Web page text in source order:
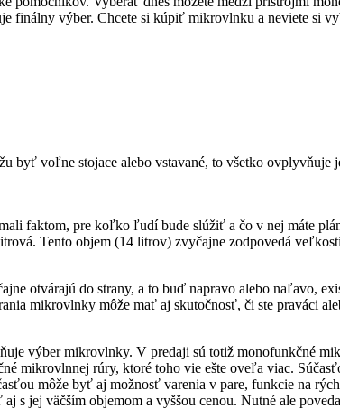
finálny výber. Chcete si kúpiť mikrovlnku a neviete si
voľne stojace alebo vstavané, to všetko
faktom, pre koľko ľudí bude slúžiť a čo v nej máte
Tento objem (14 litrov) zvyčajne zodpovedá
otvárajú do strany, a to buď napravo alebo naľavo,
mikrovlnky môže mať aj skutočnosť, či ste praváci
výber mikrovlnky. V predaji sú totiž monofunkčné
mikrovlnnej rúry, ktoré toho vie ešte oveľa viac.
môže byť aj možnosť varenia v pare, funkcie na
s jej väčším objemom a vyššou cenou. Nutné ale